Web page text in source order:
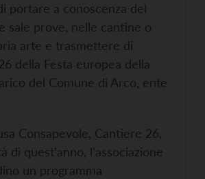
portare a conoscenza del
sale prove, nelle cantine o
arte e trasmettere di
della Festa europea della
del Comune di Arco, ente
Consapevole, Cantiere 26,
quest’anno, l’associazione
un programma